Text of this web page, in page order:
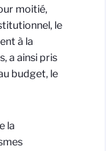
moitié,
le
à la
a ainsi pris
budget, le
la